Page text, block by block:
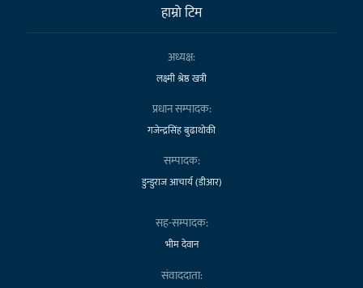
हाम्राे टिम
अध्यक्ष:
लक्ष्मी श्रेष्ठ खत्री
प्रधान सम्पादक:
गजेन्द्रसिंह बुढाथोकी
सम्पादक:
डुन्डुराज आचार्य (डीआर)
सह-सम्पादक:
भीम देवान
संवाददाता: